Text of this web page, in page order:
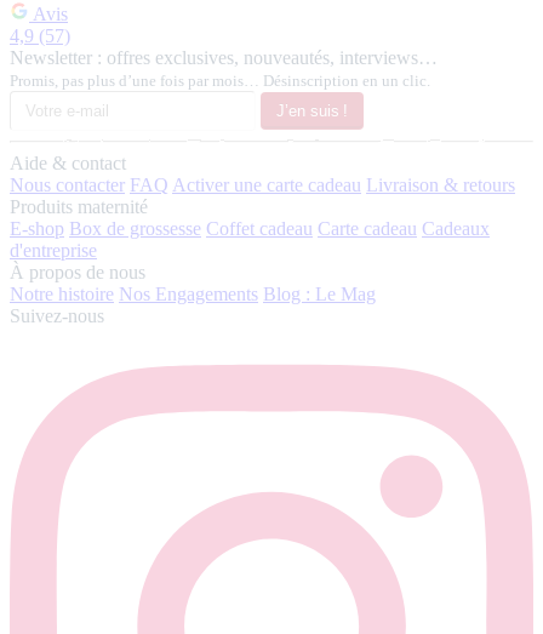
Avis
4,9 (57)
Newsletter : offres exclusives, nouveautés, interviews…
Promis, pas plus d’une fois par mois… Désinscription en un clic.
J’en suis !
Aide & contact
Nous contacter FAQ Activer une carte cadeau Livraison & retours
Produits maternité
E-shop Box de grossesse Coffet cadeau Carte cadeau Cadeaux
d'entreprise
À propos de nous
Notre histoire Nos Engagements Blog : Le Mag
Suivez-nous